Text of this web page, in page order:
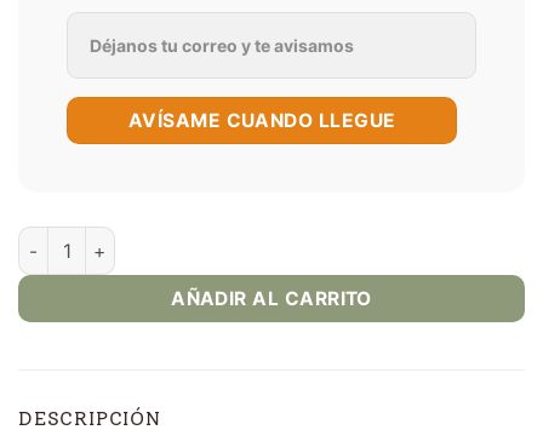
AVÍSAME CUANDO LLEGUE
Cubano SaltNic 30ml | VGOD Salt E-Juice cantidad
AÑADIR AL CARRITO
DESCRIPCIÓN